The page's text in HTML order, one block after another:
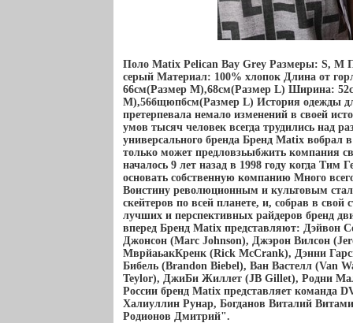
Поло Matix Pelican Bay Grey Размеры: S, M
серый Материал: 100% хлопок Длина от
66см(Размер M),68см(Размер L) Ширина:
M),56бщюпбсм(Размер L) История одежды
претерпевала немало изменений в своей
умов тысяч человек всегда трудились над
универсального бренда Бренд Matix вобрал
только может предловзьыбжить компания
началось 9 лет назад в 1998 году когда
основать собственную компанию Много
Воистину революционным и культовым
скейтеров по всей планете, и, собрав в свой
лучших и перспективных райдеров бренд
вперед Бренд Matix представляют: Дэйвон
Джонсон (Marc Johnson), Джэрон Вилсон
МврйаьакКренк (Rick McCrank), Дэнни
Бибель (Brandon Biebel), Ван Вастелл (Van
Teylor), ДжиБи Жиллет (JB Gillet), Родни
России бренд Matix представляет команда
Халиуллин Рунар, Богданов Виталий
Родионов Дмитрий".